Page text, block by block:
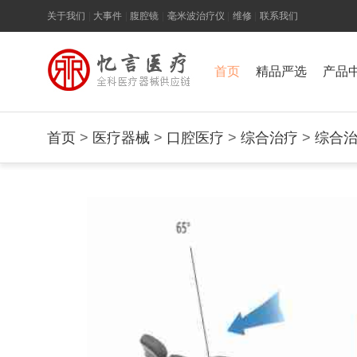
关于我们 大事件 腹腔镜 毫米波治疗仪 维修 联系我们
首页 精品严选 产品
首页 > 医疗器械 > 口腔医疗 > 综合治疗 > 综合